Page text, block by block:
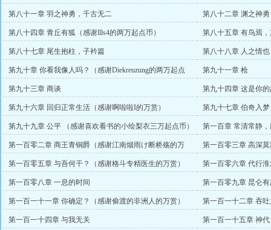
第八十一章 羽之神勇，千古无二 第八十二章 渊之神
第八十四章 青丘有狐（感谢llls4的两万起点币）
第八十五章 有鸟焉
年万赏）
第八十七章 尾生抱柱，子衿篇 第八十八章 人之情
第九十章 你看我像人吗？（感谢Diekreuzung的两万起点
币）
第九十一章 枪
第九十三章 商谈 第九十四章 这是你
第九十六章 回归正常生活（感谢啊啦啦I的万赏） 第九十七章 伯奇入
第九十九章 公平 （感谢喜欢看书的小绘梨衣三万起点币） 第一百章 常清常静
第一百零二章 商王青铜爵（感谢江南烟雨け断桥殇的万
赏）
第一百零三章 高深
第一百零五章 与吾何干？（感谢格斗专精医生的万赏） 第一百零六章 代行
第一百零八章 一息的时间 第一百零九章 昆仑
第一百一十一章 你确定？（感谢偷渡的非洲人的万赏）
（4K章求订阅）
第一百一十二章 吞
世界有出入）
第一百一十四章 与我无关 第一百一十五章 神